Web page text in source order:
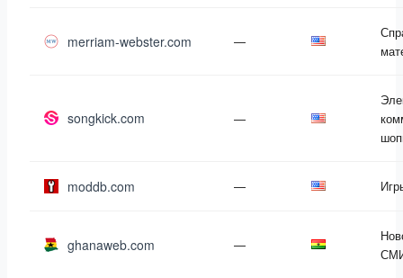
merriam-webster.com —
songkick.com —
moddb.com —
ghanaweb.com —